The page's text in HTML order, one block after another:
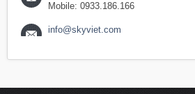
Mobile: 0933.186.166
info@skyviet.com